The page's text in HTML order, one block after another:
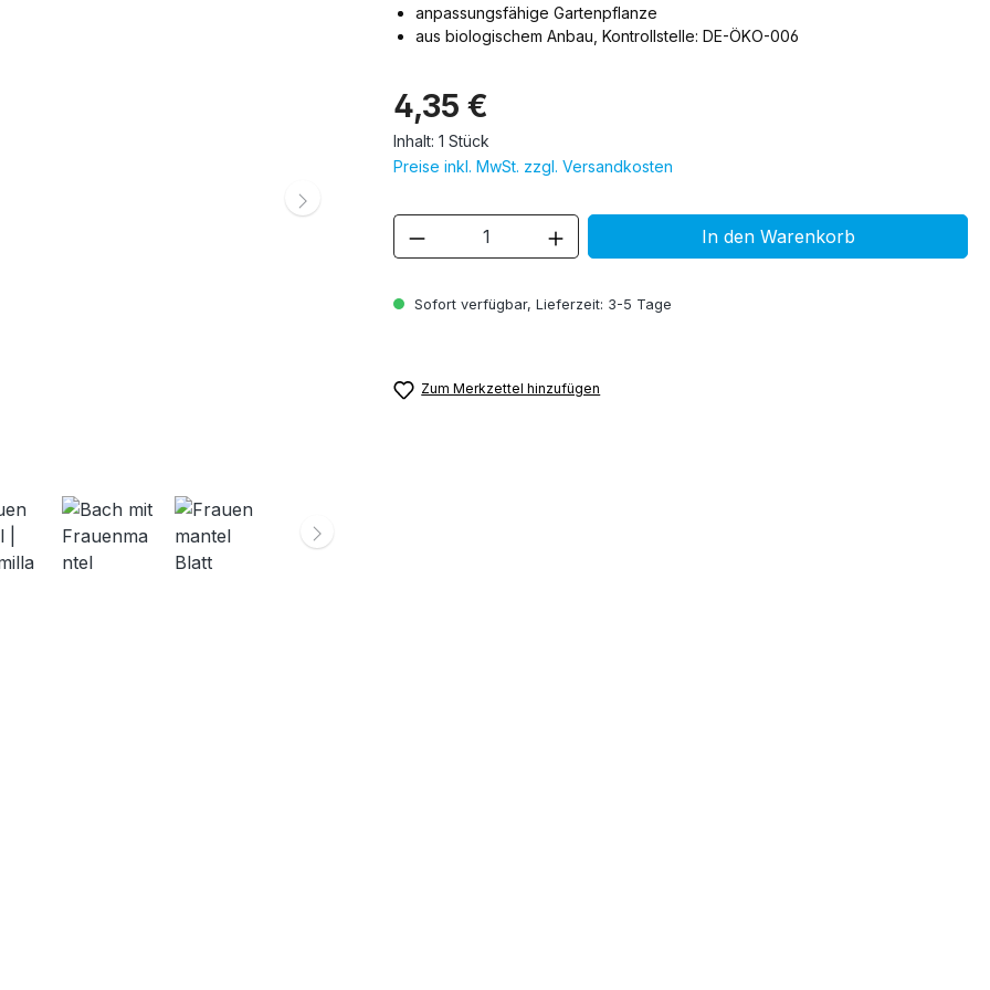
anpassungsfähige Gartenpflanze
aus biologischem Anbau, Kontrollstelle: DE-ÖKO-006
4,35 €
Inhalt: 1 Stück
Preise inkl. MwSt. zzgl. Versandkosten
Sofort verfügbar, Lieferzeit: 3-5 Tage
Produkt Anzahl: Gib den gewünschten Wert
In den Warenkorb
Zum Merkzettel hinzufügen